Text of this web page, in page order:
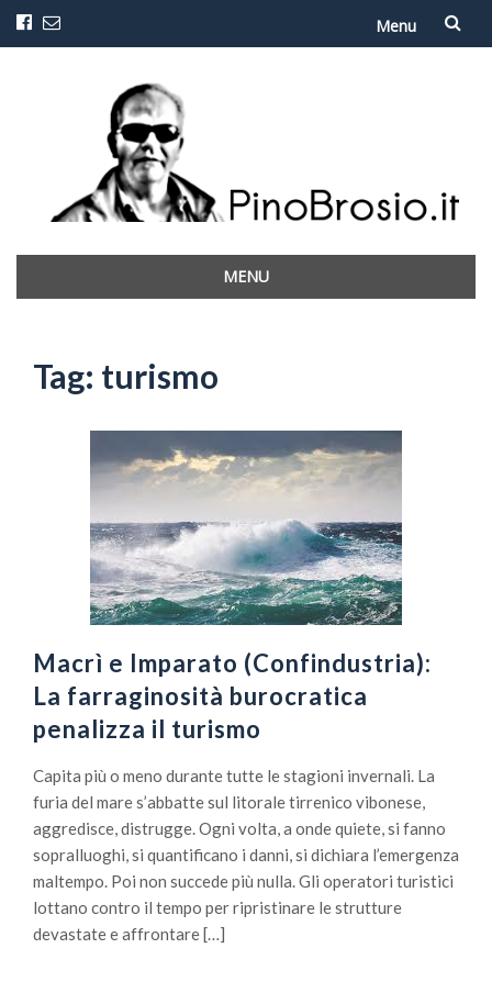
Menu
contenuto
MENU
Tag: turismo
Macrì e Imparato (Confindustria):
La farraginosità burocratica
penalizza il turismo
Capita più o meno durante tutte le stagioni invernali. La
furia del mare s’abbatte sul litorale tirrenico vibonese,
aggredisce, distrugge. Ogni volta, a onde quiete, si fanno
sopralluoghi, si quantificano i danni, si dichiara l’emergenza
maltempo. Poi non succede più nulla. Gli operatori turistici
lottano contro il tempo per ripristinare le strutture
devastate e affrontare […]